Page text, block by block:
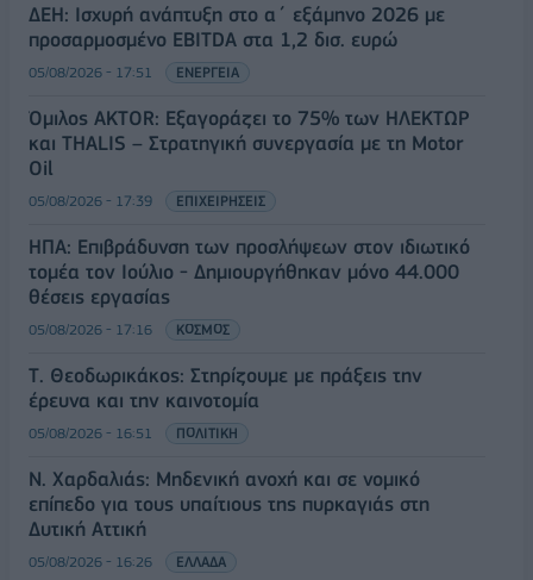
ΔΕΗ: Ισχυρή ανάπτυξη στο α΄ εξάμηνο 2026 με
προσαρμοσμένο EBITDA στα 1,2 δισ. ευρώ
05/08/2026 - 17:51 ΕΝΕΡΓΕΙΑ
Όμιλος AKTOR: Εξαγοράζει το 75% των ΗΛΕΚΤΩΡ
και THALIS – Στρατηγική συνεργασία με τη Motor
Oil
05/08/2026 - 17:39 ΕΠΙΧΕΙΡΗΣΕΙΣ
ΗΠΑ: Επιβράδυνση των προσλήψεων στον ιδιωτικό
τομέα τον Ιούλιο - Δημιουργήθηκαν μόνο 44.000
θέσεις εργασίας
05/08/2026 - 17:16 ΚΟΣΜΟΣ
Τ. Θεοδωρικάκος: Στηρίζουμε με πράξεις την
έρευνα και την καινοτομία
05/08/2026 - 16:51 ΠΟΛΙΤΙΚΗ
Ν. Χαρδαλιάς: Μηδενική ανοχή και σε νομικό
επίπεδο για τους υπαίτιους της πυρκαγιάς στη
Δυτική Αττική
05/08/2026 - 16:26 ΕΛΛΑΔΑ